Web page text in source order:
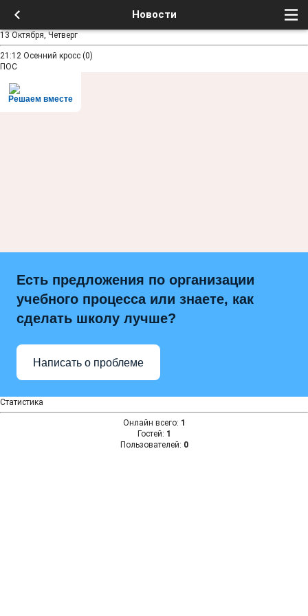
Новости
13 Октября, Четверг
21:12 Осенний кросс (0)
ПОС
Решаем вместе
Есть предложения по организации
учебного процесса или знаете, как
сделать школу лучше?
Написать о проблеме
Статистика
Онлайн всего: 1
Гостей: 1
Пользователей: 0